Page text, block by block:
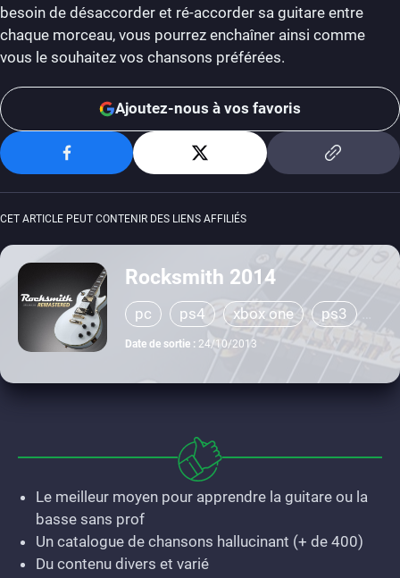
besoin de désaccorder et ré-accorder sa guitare entre
chaque morceau, vous pourrez enchaîner ainsi comme
vous le souhaitez vos chansons préférées.
Ajoutez-nous à vos favoris
CET ARTICLE PEUT CONTENIR DES LIENS AFFILIÉS
Rocksmith 2014
pc ps4 xbox one
ps3
xbox 360
Date de sortie : 24/10/2013
Le meilleur moyen pour apprendre la guitare ou la
basse sans prof
Un catalogue de chansons hallucinant (+ de 400)
Du contenu divers et varié